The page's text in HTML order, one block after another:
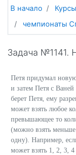
В начало Курсы
чемпионаты
Задача №1141.
Петя придумал
и затем Петя с
берет Петя, ему
может взять любое
превышающее то
(можно взять меньше
одну). Например,
может взять 1, 2, 3,